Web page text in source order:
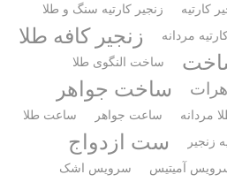
کارتیه
زنجیر کارتیه سنگ و طلا
مردانه زنجیر کافه طلا
ساخت النگوی طلا
ساخت جواهر
مردانه ساعت جواهر
ساعت طلا
زنجیر
ست ازدواج
آمیتیس
سرویس اشک